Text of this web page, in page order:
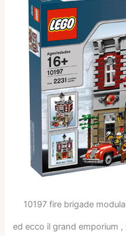
10197 fire brigade
ed ecco il grand emporium ,